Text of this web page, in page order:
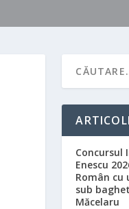
Concursul
Enescu
Român cu
sub
Măcelaru